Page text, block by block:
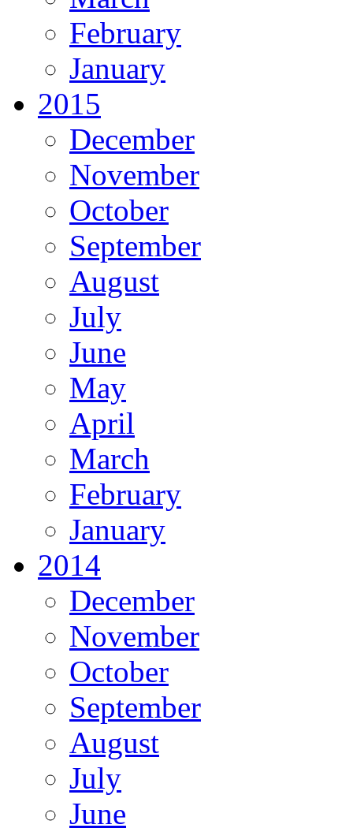
February
January
2015
December
November
October
September
August
July
June
May
April
March
February
January
2014
December
November
October
September
August
July
June